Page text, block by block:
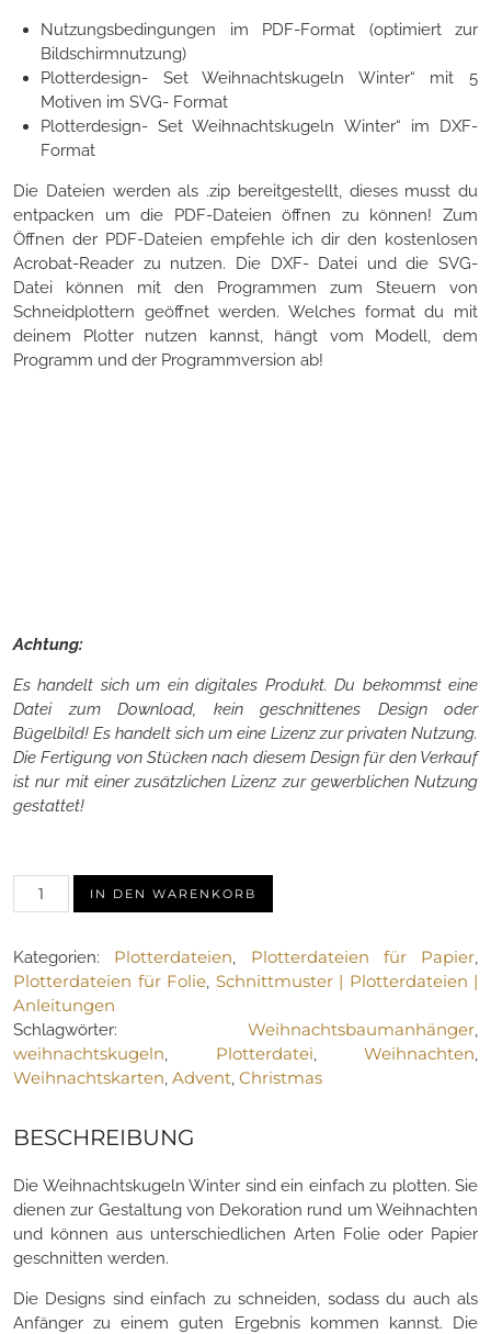
Nutzungsbedingungen im PDF-Format (optimiert zur
Bildschirmnutzung)
Plotterdesign- Set Weihnachtskugeln Winter“ mit 5
Motiven im SVG- Format
Plotterdesign- Set Weihnachtskugeln Winter“ im DXF-
Format
Die Dateien werden als .zip bereitgestellt, dieses musst du
entpacken um die PDF-Dateien öffnen zu können! Zum
Öffnen der PDF-Dateien empfehle ich dir den kostenlosen
Acrobat-Reader zu nutzen. Die DXF- Datei und die SVG-
Datei können mit den Programmen zum Steuern von
Schneidplottern geöffnet werden. Welches format du mit
deinem Plotter nutzen kannst, hängt vom Modell, dem
Programm und der Programmversion ab!
Achtung:
Es handelt sich um ein digitales Produkt. Du bekommst eine
Datei zum Download, kein geschnittenes Design oder
Bügelbild! Es handelt sich um eine Lizenz zur privaten Nutzung.
Die Fertigung von Stücken nach diesem Design für den Verkauf
ist nur mit einer zusätzlichen Lizenz zur gewerblichen Nutzung
gestattet!
Plotterdatei-
Set:
Winter
(5
Motive)
Menge
IN DEN WARENKORB
Kategorien: Plotterdateien, Plotterdateien für Papier,
Plotterdateien für Folie, Schnittmuster | Plotterdateien |
Anleitungen
Schlagwörter: Weihnachtsbaumanhänger,
weihnachtskugeln, Plotterdatei, Weihnachten,
Weihnachtskarten, Advent, Christmas
BESCHREIBUNG
Die Weihnachtskugeln Winter sind ein einfach zu plotten. Sie
dienen zur Gestaltung von Dekoration rund um Weihnachten
und können aus unterschiedlichen Arten Folie oder Papier
geschnitten werden.
Die Designs sind einfach zu schneiden, sodass du auch als
Anfänger zu einem guten Ergebnis kommen kannst. Die